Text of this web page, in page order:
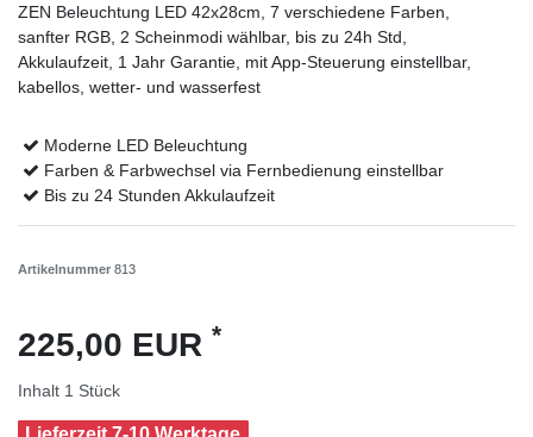
ZEN Beleuchtung LED 42x28cm, 7 verschiedene Farben,
sanfter RGB, 2 Scheinmodi wählbar, bis zu 24h Std,
Akkulaufzeit, 1 Jahr Garantie, mit App-Steuerung einstellbar,
kabellos, wetter- und wasserfest
Moderne LED Beleuchtung
Farben & Farbwechsel via Fernbedienung einstellbar
Bis zu 24 Stunden Akkulaufzeit
Artikelnummer 813
225,00 EUR *
Inhalt 1 Stück